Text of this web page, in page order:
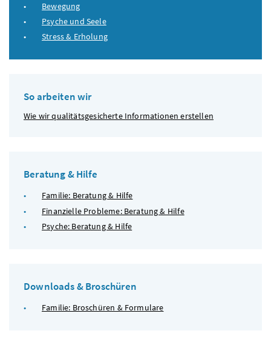
Bewegung
Psyche und Seele
Stress & Erholung
So arbeiten wir
Wie wir qualitätsgesicherte Informationen erstellen
Beratung & Hilfe
Familie: Beratung & Hilfe
Finanzielle Probleme: Beratung & Hilfe
Psyche: Beratung & Hilfe
Downloads & Broschüren
Familie: Broschüren & Formulare